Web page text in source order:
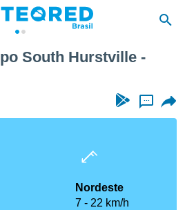
South Hurstville -
...
Nordeste
7
22 km/h